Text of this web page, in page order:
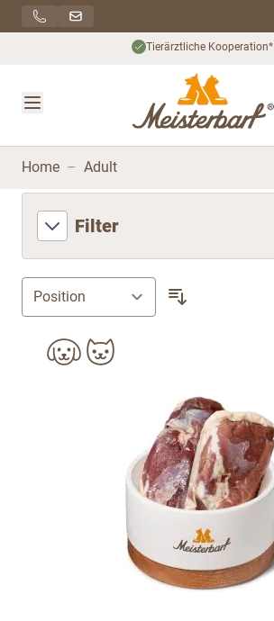
Direkt zum Inhalt
Tierärztliche Kooperation*
Home – Adult
Filter